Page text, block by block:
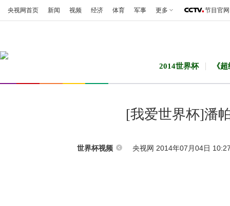
央视网首页 新闻 视频 经济 体育 军事 更多 节目官网
2014世界杯 《
[我爱世界杯]潘
世界杯视频 央视网 2014年07月04日